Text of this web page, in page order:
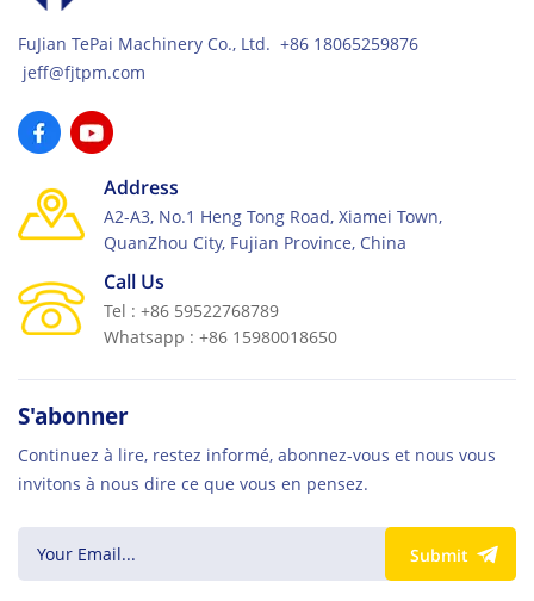
FuJian TePai Machinery Co., Ltd. +86 18065259876
jeff@fjtpm.com
Address
A2-A3, No.1 Heng Tong Road, Xiamei Town,
QuanZhou City, Fujian Province, China
Call Us
Tel : +86 59522768789
Whatsapp : +86 15980018650
S'abonner
Continuez à lire, restez informé, abonnez-vous et nous vous
invitons à nous dire ce que vous en pensez.
Submit